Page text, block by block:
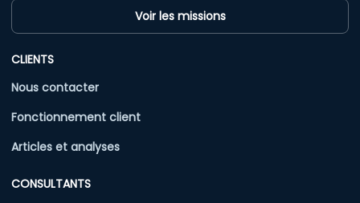
Voir les missions
CLIENTS
Nous contacter
Fonctionnement client
Articles et analyses
CONSULTANTS